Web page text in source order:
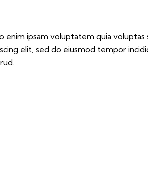
enim ipsam voluptatem quia
elit, sed do eiusmod tempor